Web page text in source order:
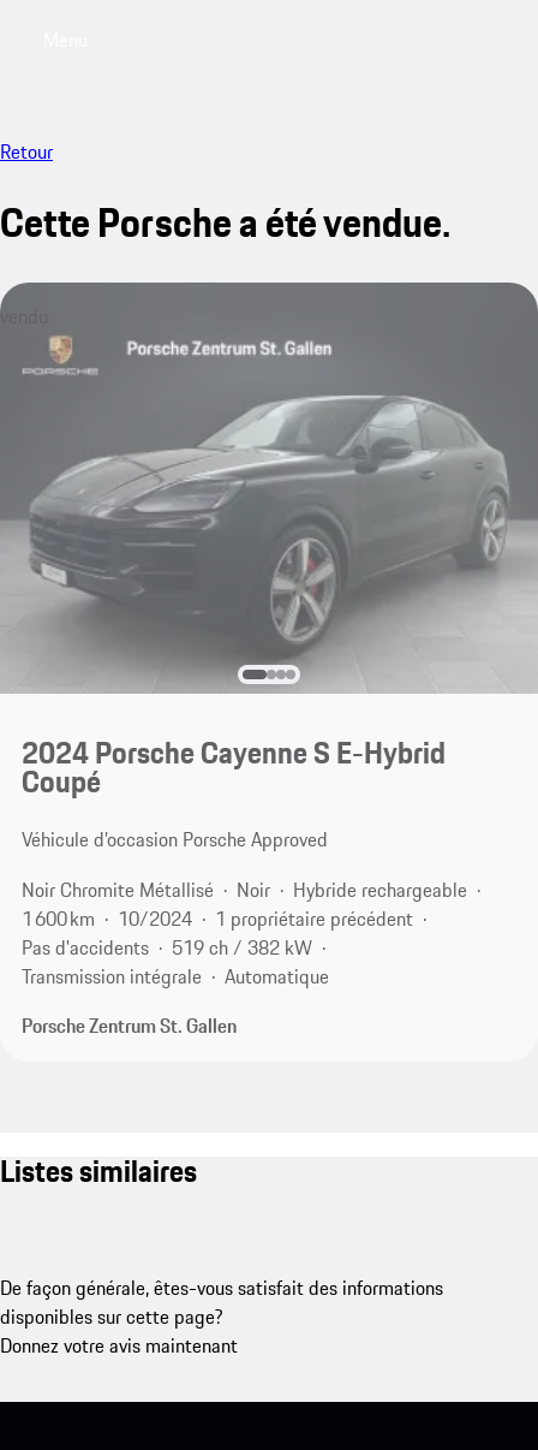
Retour
Cette Porsche a été vendue.
vendu
2024 Porsche Cayenne S E-Hybrid
Coupé
Véhicule d’occasion Porsche Approved
Noir Chromite Métallisé
Noir
Hybride rechargeable
1 600 km
10/2024
1 propriétaire précédent
Pas d'accidents
519 ch / 382 kW
Transmission intégrale
Automatique
Porsche Zentrum St. Gallen
Listes similaires
De façon générale, êtes-vous satisfait des informations
disponibles sur cette page?
Donnez votre avis maintenant